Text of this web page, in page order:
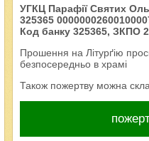
УГКЦ Парафії Святих
325365
Код банку 325365, ЗКПО
Прошення на Літурґію
безпосередньо в храмі
Також пожертву можна